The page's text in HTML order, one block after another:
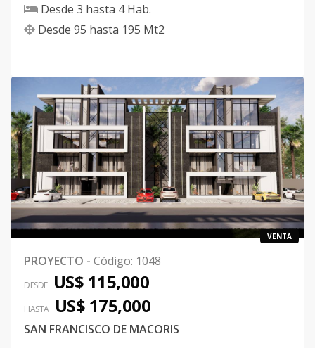
Desde 3 hasta 4Hab.
Desde 95 hasta 195 Mt2
VENTA
PROYECTO - Código: 1048
DESDE US$ 115,000
HASTA US$ 175,000
SAN FRANCISCO DE MACORIS